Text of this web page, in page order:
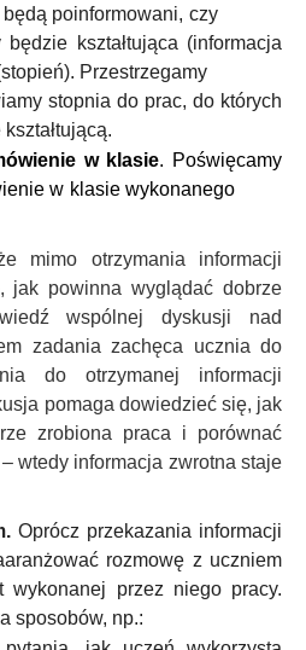
będą poinformowani, czy
kształtująca (informacja
(stopień). Przestrzegamy
stopnia do prac, do których
w klasie. Poświęcamy
w klasie wykonanego
mimo otrzymania informacji
jak powinna wyglądać dobrze
wspólnej dyskusji nad
zadania zachęca ucznia do
do otrzymanej informacji
pomaga dowiedzieć się, jak
zrobiona praca i porównać
wtedy informacja zwrotna staje
Oprócz przekazania informacji
rozmowę z uczniem
przez niego pracy.
sposobów, np.: